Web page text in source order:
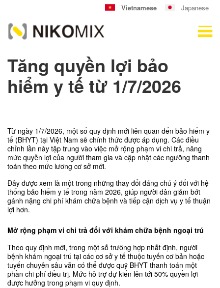
Vietnamese Japanese
Tăng quyền lợi bảo
hiểm y tế từ 1/7/2026
Từ ngày 1/7/2026, một số quy định mới liên quan đến bảo hiểm y
tế (BHYT) tại Việt Nam sẽ chính thức được áp dụng. Các điều
chỉnh lần này tập trung vào việc mở rộng phạm vi chi trả, nâng
mức quyền lợi của người tham gia và cập nhật các ngưỡng thanh
toán theo mức lương cơ sở mới.
Đây được xem là một trong những thay đổi đáng chú ý đối với hệ
thống bảo hiểm y tế trong năm 2026, giúp người dân giảm bớt
gánh nặng chi phí khám chữa bệnh và tiếp cận dịch vụ y tế thuận
lợi hơn.
Mở rộng phạm vi chi trả đối với khám chữa bệnh ngoại trú
Theo quy định mới, trong một số trường hợp nhất định, người
bệnh khám ngoại trú tại các cơ sở y tế thuộc tuyến cơ bản hoặc
tuyến chuyên sâu vẫn có thể được quỹ BHYT thanh toán một
phần chi phí điều trị. Mức hỗ trợ dự kiến lên tới 50% quyền lợi
được hưởng trong phạm vi quy định.